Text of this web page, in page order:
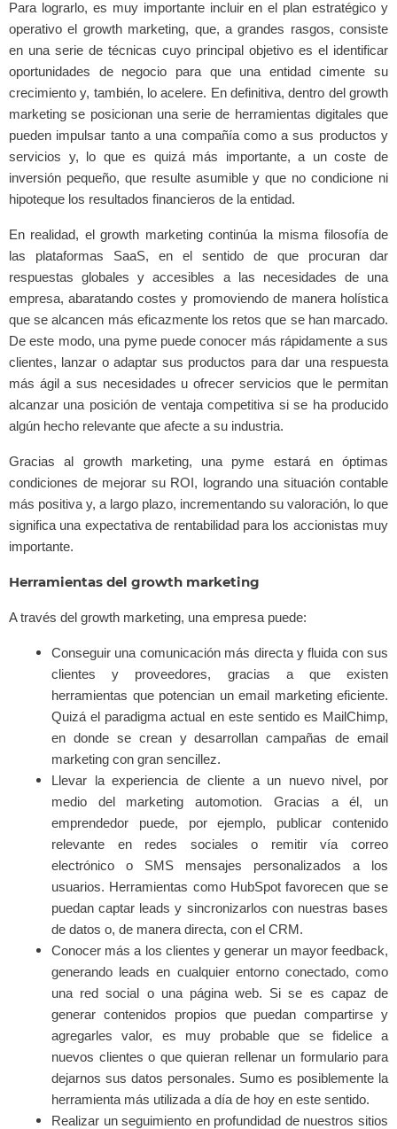
Para lograrlo, es muy importante incluir en el plan estratégico y
operativo el growth marketing, que, a grandes rasgos, consiste
en una serie de técnicas cuyo principal objetivo es el identificar
oportunidades de negocio para que una entidad cimente su
crecimiento y, también, lo acelere. En definitiva, dentro del growth
marketing se posicionan una serie de herramientas digitales que
pueden impulsar tanto a una compañía como a sus productos y
servicios y, lo que es quizá más importante, a un coste de
inversión pequeño, que resulte asumible y que no condicione ni
hipoteque los resultados financieros de la entidad.
En realidad, el growth marketing continúa la misma filosofía de
las plataformas SaaS, en el sentido de que procuran dar
respuestas globales y accesibles a las necesidades de una
empresa, abaratando costes y promoviendo de manera holística
que se alcancen más eficazmente los retos que se han marcado.
De este modo, una pyme puede conocer más rápidamente a sus
clientes, lanzar o adaptar sus productos para dar una respuesta
más ágil a sus necesidades u ofrecer servicios que le permitan
alcanzar una posición de ventaja competitiva si se ha producido
algún hecho relevante que afecte a su industria.
Gracias al growth marketing, una pyme estará en óptimas
condiciones de mejorar su ROI, logrando una situación contable
más positiva y, a largo plazo, incrementando su valoración, lo que
significa una expectativa de rentabilidad para los accionistas muy
importante.
Herramientas del growth marketing
A través del growth marketing, una empresa puede:
Conseguir una comunicación más directa y fluida con sus
clientes y proveedores, gracias a que existen
herramientas que potencian un email marketing eficiente.
Quizá el paradigma actual en este sentido es MailChimp,
en donde se crean y desarrollan campañas de email
marketing con gran sencillez.
Llevar la experiencia de cliente a un nuevo nivel, por
medio del marketing automotion. Gracias a él, un
emprendedor puede, por ejemplo, publicar contenido
relevante en redes sociales o remitir vía correo
electrónico o SMS mensajes personalizados a los
usuarios. Herramientas como HubSpot favorecen que se
puedan captar leads y sincronizarlos con nuestras bases
de datos o, de manera directa, con el CRM.
Conocer más a los clientes y generar un mayor feedback,
generando leads en cualquier entorno conectado, como
una red social o una página web. Si se es capaz de
generar contenidos propios que puedan compartirse y
agregarles valor, es muy probable que se fidelice a
nuevos clientes o que quieran rellenar un formulario para
dejarnos sus datos personales. Sumo es posiblemente la
herramienta más utilizada a día de hoy en este sentido.
Realizar un seguimiento en profundidad de nuestros sitios